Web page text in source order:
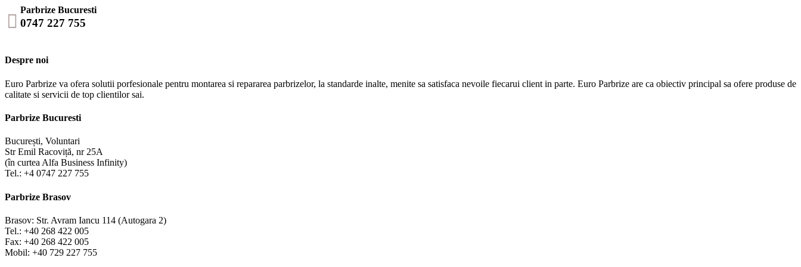

Parbrize Bucuresti
0747 227 755
Despre noi
Euro Parbrize va ofera solutii porfesionale pentru montarea si repararea parbrizelor, la standarde inalte, menite sa satisfaca nevoile fiecarui client in parte. Euro Parbrize are ca obiectiv principal sa ofere produse de
calitate si servicii de top clientilor sai.
Parbrize Bucuresti
București, Voluntari
Str Emil Racoviță, nr 25A
(în curtea Alfa Business Infinity)
Tel.: +4 0747 227 755
Parbrize Brasov
Brasov: Str. Avram Iancu 114 (Autogara 2)
Tel.: +40 268 422 005
Fax: +40 268 422 005
Mobil: +40 729 227 755